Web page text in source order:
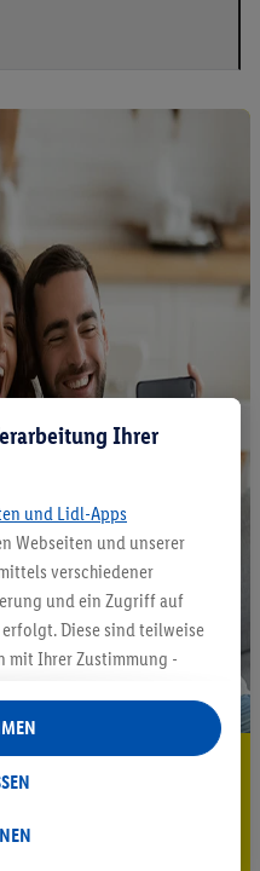
sparen³²ᵃ
Ihrer
und Lidl-Apps
Webseiten und unserer
verschiedener
und ein Zugriff auf
Diese sind teilweise
mit Ihrer Zustimmung -
mit dem IAB TCF
Werbung
Werbung werden